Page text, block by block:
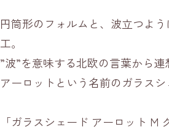
円筒形のフォルムと、波立つよ
工。
”波”を意味する北欧の言葉から連
アーロットという名前のガラスシ
「ガラスシェード アーロット M